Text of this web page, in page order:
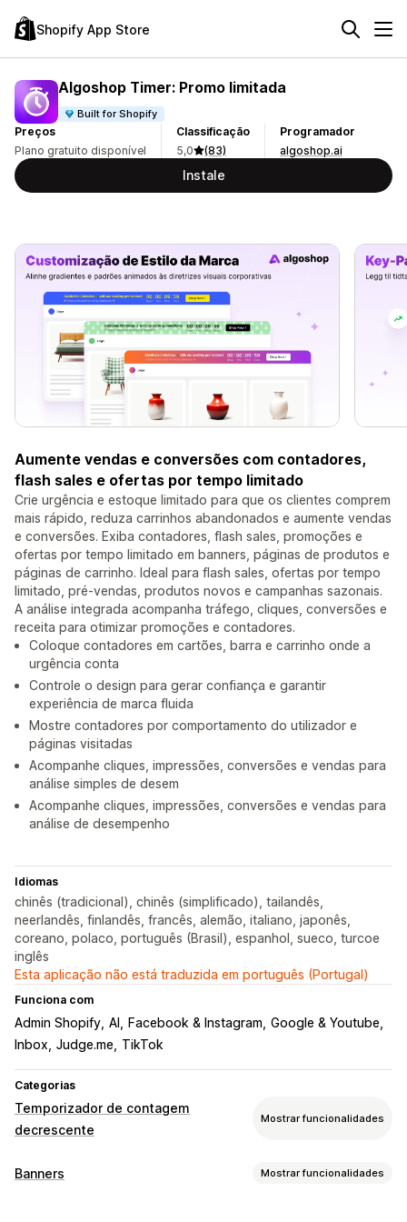
Shopify App Store
Algoshop Timer: Promo limitada
Built for Shopify
Preços
Plano gratuito disponível
Classificação
5,0
(83)
Programador
algoshop.ai
Instale
Aumente vendas e conversões com contadores,
flash sales e ofertas por tempo limitado
Crie urgência e estoque limitado para que os clientes comprem
mais rápido, reduza carrinhos abandonados e aumente vendas
e conversões. Exiba contadores, flash sales, promoções e
ofertas por tempo limitado em banners, páginas de produtos e
páginas de carrinho. Ideal para flash sales, ofertas por tempo
limitado, pré-vendas, produtos novos e campanhas sazonais.
A análise integrada acompanha tráfego, cliques, conversões e
receita para otimizar promoções e contadores.
Coloque contadores em cartões, barra e carrinho onde a
urgência conta
Controle o design para gerar confiança e garantir
experiência de marca fluida
Mostre contadores por comportamento do utilizador e
páginas visitadas
Acompanhe cliques, impressões, conversões e vendas para
análise simples de desem
Acompanhe cliques, impressões, conversões e vendas para
análise de desempenho
Idiomas
chinês (tradicional), chinês (simplificado), tailandês,
neerlandês, finlandês, francês, alemão, italiano, japonês,
coreano, polaco, português (Brasil), espanhol, sueco, turcoe
inglês
Esta aplicação não está traduzida em português (Portugal)
Funciona com
Admin Shopify AI Facebook & Instagram Google & Youtube
Inbox Judge.me TikTok
Categorias
Temporizador de contagem
decrescente
Mostrar funcionalidades
Opções de apresentação
Banners Mostrar funcionalidades